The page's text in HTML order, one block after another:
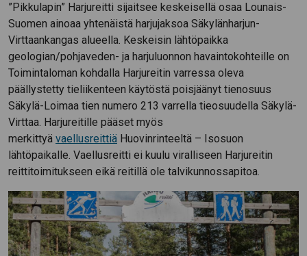
”Pikkulapin” Harjureitti sijaitsee keskeisellä osaa Lounais-
Suomen ainoaa yhtenäistä harjujaksoa Säkylänharjun-
Virttaankangas alueella. Keskeisin lähtöpaikka
geologian/pohjaveden- ja harjuluonnon havaintokohteille on
Toimintaloman kohdalla Harjureitin varressa oleva
päällystetty tieliikenteen käytöstä poisjäänyt tienosuus
Säkylä-Loimaa tien numero 213 varrella tieosuudella Säkylä-
Virttaa. Harjureitille pääset myös
merkittyä vaellusreittiä Huovinrinteeltä – Isosuon
lähtöpaikalle. Vaellusreitti ei kuulu viralliseen Harjureitin
reittitoimitukseen eikä reitillä ole talvikunnossapitoa.